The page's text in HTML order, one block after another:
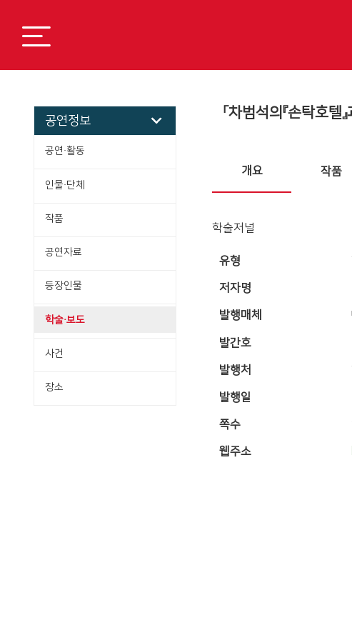
공연정보
공연·활동
인물·단체
작품
공연자료
등장인물
학술·보도
사건
장소
「차범석의『손탁호
개요 작품
학술저널
유형
저자명
발행매체
발간호
발행처
발행일
쪽수
웹주소